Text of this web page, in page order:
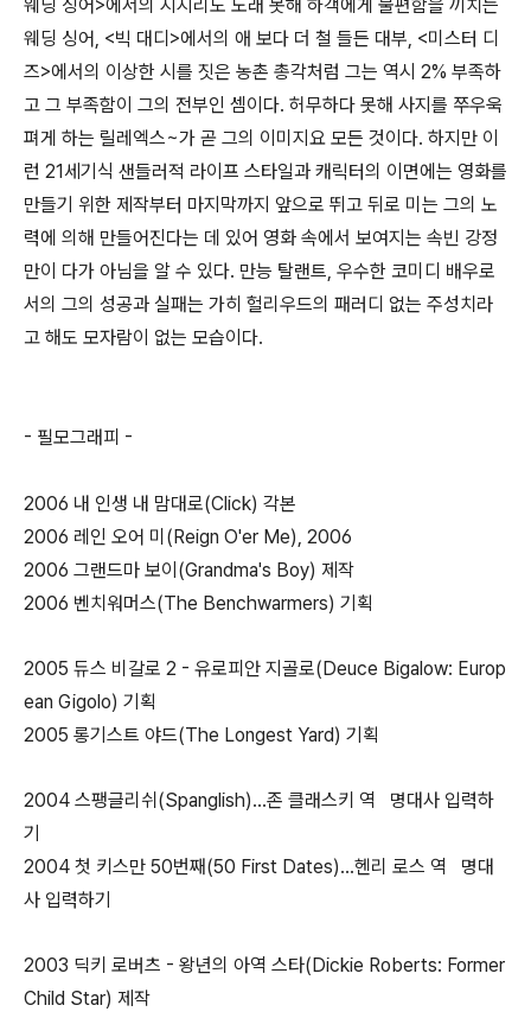
웨딩 싱어>에서의 지지리도 노래 못해 하객에게 불편함을 끼치는
웨딩 싱어, <빅 대디>에서의 애 보다 더 철 들든 대부, <미스터 디
즈>에서의 이상한 시를 짓은 농촌 총각처럼 그는 역시 2% 부족하
고 그 부족함이 그의 전부인 셈이다. 허무하다 못해 사지를 쭈우욱
펴게 하는 릴레엑스~가 곧 그의 이미지요 모든 것이다. 하지만 이
런 21세기식 샌들러적 라이프 스타일과 캐릭터의 이면에는 영화를
만들기 위한 제작부터 마지막까지 앞으로 뛰고 뒤로 미는 그의 노
력에 의해 만들어진다는 데 있어 영화 속에서 보여지는 속빈 강정
만이 다가 아님을 알 수 있다. 만능 탈랜트, 우수한 코미디 배우로
서의 그의 성공과 실패는 가히 헐리우드의 패러디 없는 주성치라
고 해도 모자람이 없는 모습이다.
- 필모그래피 -
2006 내 인생 내 맘대로(Click) 각본
2006 레인 오어 미(Reign O'er Me), 2006
2006 그랜드마 보이(Grandma's Boy) 제작
2006 벤치워머스(The Benchwarmers) 기획
2005 듀스 비갈로 2 - 유로피안 지골로(Deuce Bigalow: Europ
ean Gigolo) 기획
2005 롱기스트 야드(The Longest Yard) 기획
2004 스팽글리쉬(Spanglish)...존 클래스키 역 명대사 입력하
기
2004 첫 키스만 50번째(50 First Dates)...헨리 로스 역 명대
사 입력하기
2003 딕키 로버츠 - 왕년의 아역 스타(Dickie Roberts: Former
Child Star) 제작